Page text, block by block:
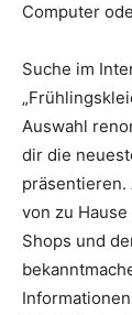
Computer
Suche im
Auswahl
dir die
präsentieren.
von zu
Shops und